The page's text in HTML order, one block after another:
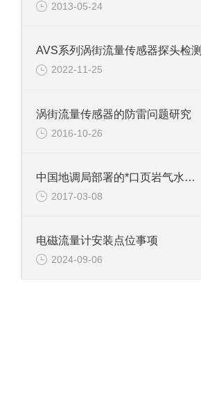
2013-05-24
AVS系列涡街流量传感器探头检测
2022-11-25
涡街流量传感器的防雷问题研究
2016-10-26
中国地调局部署的*口页岩气水平井完钻
2017-03-08
电磁流量计安装点位事项
2024-09-06